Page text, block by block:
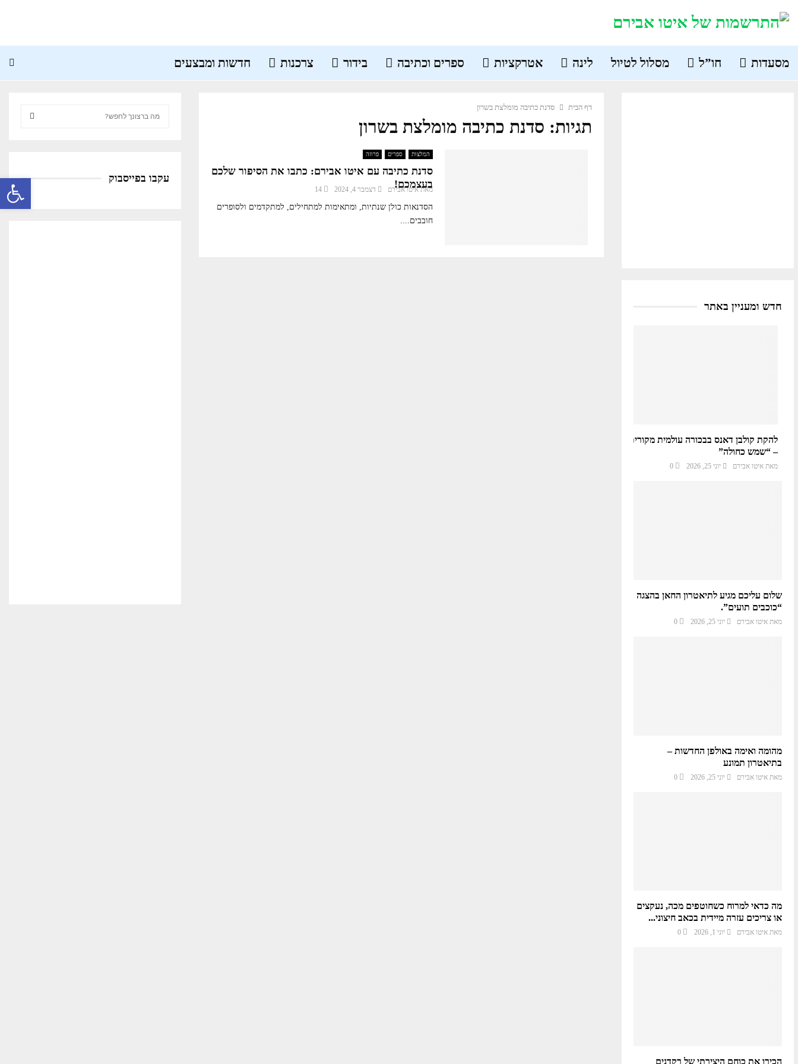
מסעדות חו”ל מסלול לטיול לינה אטרקציות ספרים וכתיבה בידור צרכנות חדשות ומבצעים
דף הבית סדנת כתיבה מומלצת בשרון
תגיות: סדנת כתיבה מומלצת בשרון
המלצות ספרים פרוזה
סדנת כתיבה עם איטו אבירם: כתבו את הסיפור שלכם
בעצמכם!
מאתאיטו אבירם דצמבר 4, 2024 14
הסדנאות כולן שנתיות, ומתאימות למתחילים, למתקדמים ולסופרים
חובבים....
חדש ומעניין באתר
להקת קולבן דאנס בבכורה עולמית מקורית
– “שמש כחולה”
מאת איטו אבירם יוני 25, 2026 0
שלום עליכם מגיע לתיאטרון החאן בהצגה
“כוכבים תועים”.
מאת איטו אבירם יוני 25, 2026 0
מהומה ואימה באולפן החדשות –
בתיאטרון תמונע
מאת איטו אבירם יוני 25, 2026 0
מה כדאי למרוח כשחוטפים מכה, נעקצים
או צריכים עזרה מיידית בכאב חיצוני...
מאת איטו אבירם יוני 1, 2026 0
הכירו את כוחם היצירתי של רקדנים
h
R
עקבו בפייסבוק פתח סרגל נגישות